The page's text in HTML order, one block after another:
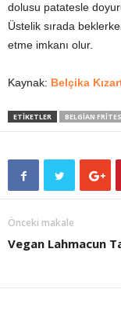
dolusu patatesle
Üstelik sırada
etme imkanı olur.
Kaynak: Belçika
ETİKETLER BELGIAN FRITES
Önceki makale
Vegan Lahmacun